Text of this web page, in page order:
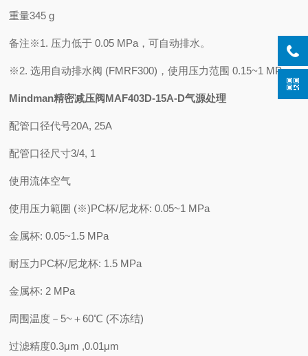
重量345 g
备注※1. 压力低于 0.05 MPa，可自动排水。
※2. 选用自动排水阀 (FMRF300)，使用压力范围 0.15~1 MPa。
Mindman精密减压阀MAF403D-15A-D气源处理
配管口径代号20A, 25A
配管口径尺寸3/4, 1
使用流体空气
使用压力範圍 (※)PC杯/尼龙杯: 0.05~1 MPa
金属杯: 0.05~1.5 MPa
耐压力PC杯/尼龙杯: 1.5 MPa
金属杯: 2 MPa
周围温度 －5~＋60℃ (不冻结)
过滤精度0.3μm ,0.01μm